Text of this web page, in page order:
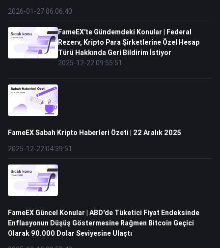
2026-01-27 06:06:40
FameEX'te Gündemdeki Konular | Federal
Rezerv, Kripto Para Şirketlerine Özel Hesap
Türü Hakkında Geri Bildirim İstiyor
2025-12-22 09:55:51
FameEX Sabah Kripto Haberleri Özeti | 22 Aralık 2025
2025-12-22 04:39:51
FameEX Güncel Konular | ABD'de Tüketici Fiyat Endeksinde
Enflasyonun Düşüş Göstermesine Rağmen Bitcoin Geçici
Olarak 90.000 Dolar Seviyesine Ulaştı